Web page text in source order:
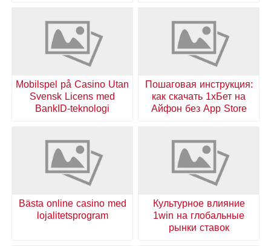
Пошаговая инструкция:
как скачать 1хБет на
Айфон без App Store
Mobilspel på Casino Utan
Svensk Licens med
BankID-teknologi
Культурное влияние
1win на глобальные
рынки ставок
Bästa online casino med
lojalitetsprogram